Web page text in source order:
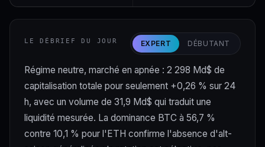
LE DÉBRIEF DU JOUR EXPERT DÉBUTANT
Régime neutre, marché en apnée : 2 298 Md$ de
capitalisation totale pour seulement +0,26 % sur 24
h, avec un volume de 31,9 Md$ qui traduit une
liquidité mesurée. La dominance BTC à 56,7 %
contre 10,1 % pour l'ETH confirme l'absence d'alt-